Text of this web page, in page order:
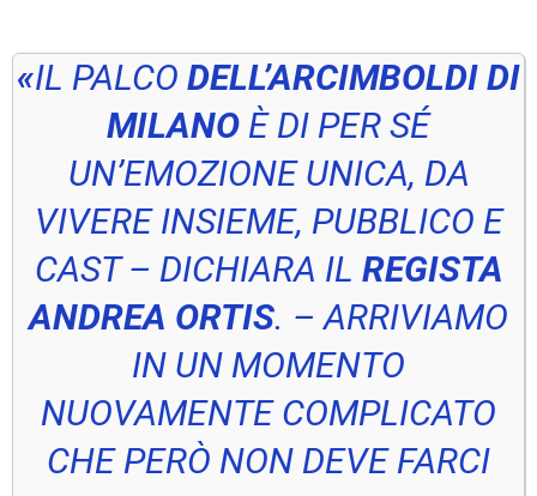
«IL PALCO DELL’ARCIMBOLDI DI
MILANO È DI PER SÉ
UN’EMOZIONE UNICA, DA
VIVERE INSIEME, PUBBLICO E
CAST – DICHIARA IL REGISTA
ANDREA ORTIS. – ARRIVIAMO
IN UN MOMENTO
NUOVAMENTE COMPLICATO
CHE PERÒ NON DEVE FARCI